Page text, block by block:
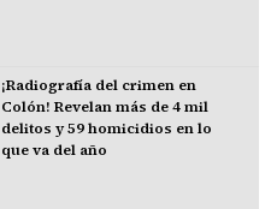
¡Radiografía del crimen en
Colón! Revelan más de 4 mil
delitos y 59 homicidios en lo
que va del año